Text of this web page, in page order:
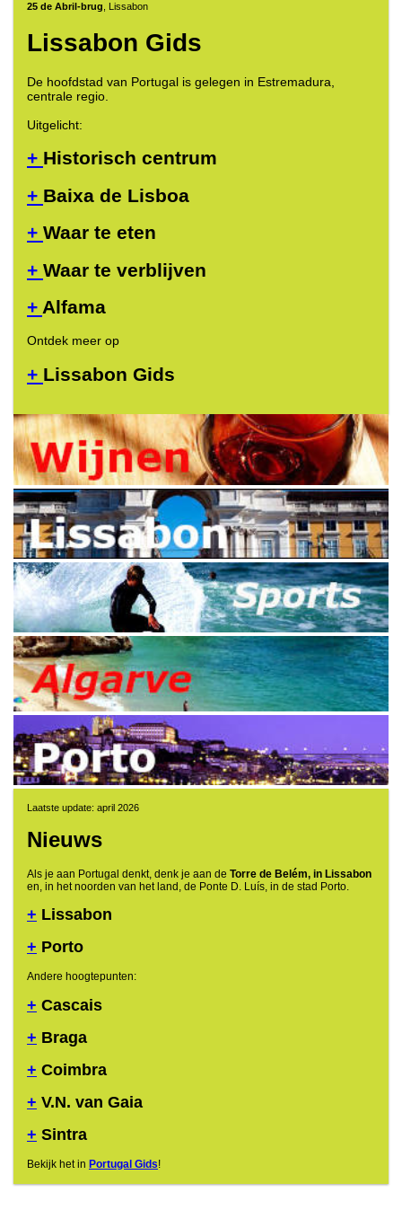
25 de Abril-brug , Lissabon
Lissabon Gids
De hoofdstad van Portugal is gelegen in Estremadura,
centrale regio.
Uitgelicht:
+ Historisch centrum
+ Baixa de Lisboa
+ Waar te eten
+ Waar te verblijven
+ Alfama
Ontdek meer op
+ Lissabon Gids
Laatste update: april 2026
Nieuws
Als je aan Portugal denkt, denk je aan de Torre de Belém, in Lissabon
en, in het noorden van het land, de Ponte D. Luís, in de stad Porto.
+ Lissabon
+ Porto
Andere hoogtepunten:
+ Cascais
+ Braga
+ Coimbra
+ V.N. van Gaia
+ Sintra
Bekijk het in Portugal Gids!